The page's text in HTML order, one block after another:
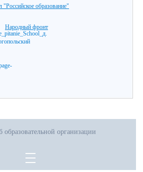
"Российское образование"
Народный фронт
образовательной организации